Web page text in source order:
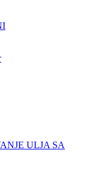
ULJA SA